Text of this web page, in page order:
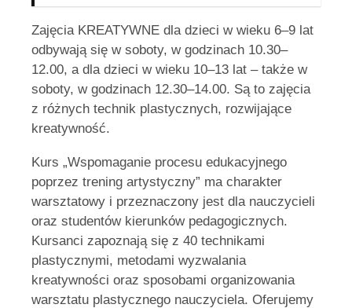
Zajęcia KREATYWNE dla dzieci w wieku 6–9 lat
odbywają się w soboty, w godzinach 10.30–
12.00, a dla dzieci w wieku 10–13 lat – także w
soboty, w godzinach 12.30–14.00. Są to zajęcia
z różnych technik plastycznych, rozwijające
kreatywność.
Kurs „Wspomaganie procesu edukacyjnego
poprzez trening artystyczny” ma charakter
warsztatowy i przeznaczony jest dla nauczycieli
oraz studentów kierunków pedagogicznych.
Kursanci zapoznają się z 40 technikami
plastycznymi, metodami wyzwalania
kreatywności oraz sposobami organizowania
warsztatu plastycznego nauczyciela. Oferujemy